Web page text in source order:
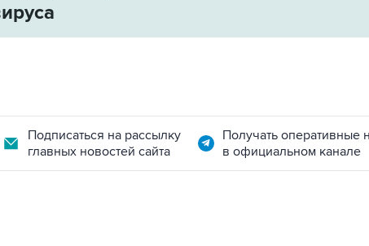
Подписаться на рассылку
главных новостей сайта
Получать оперативные
в официальном канале